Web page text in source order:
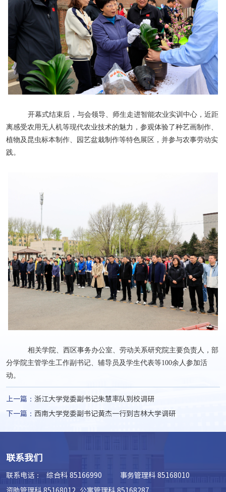
开幕式结束后，与会领导、师生走进智能农业实训中心，近距
离感受农用无人机等现代农业技术的魅力，参观体验了种艺画制作、
植物及昆虫标本制作、园艺盆栽制作等特色展区，并参与农事劳动实
践。
相关学院、西区事务办公室、劳动关系研究院主要负责人，部
分学院主管学生工作副书记、辅导员及学生代表等100余人参加活
动。
上一篇： 浙江大学党委副书记朱慧率队到校调研
下一篇： 西南大学党委副书记黄杰一行到吉林大学调研
联系我们
联系电话：
综合科 85166990 事务管理科 85168010
资助管理科 85168012 公寓管理科 85168287